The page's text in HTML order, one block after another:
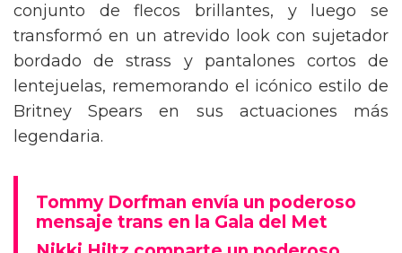
conjunto de flecos brillantes, y luego se
transformó en un atrevido look con sujetador
bordado de strass y pantalones cortos de
lentejuelas, rememorando el icónico estilo de
Britney Spears en sus actuaciones más
legendaria.
Tommy Dorfman envía un poderoso
mensaje trans en la Gala del Met